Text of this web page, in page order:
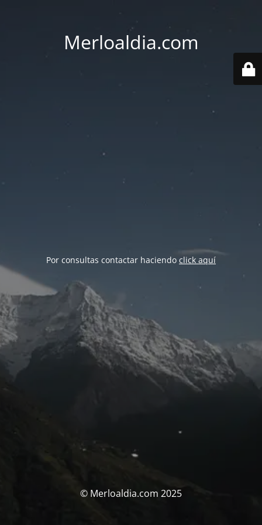
Merloaldia.com
Por consultas contactar haciendo click aquí
© Merloaldia.com 2025